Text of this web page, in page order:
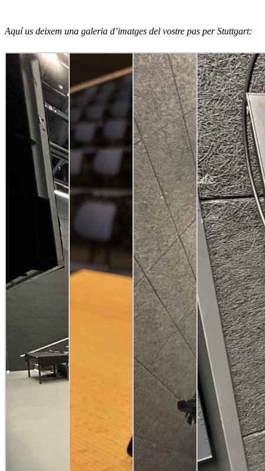
Aquí us deixem una galeria d’imatges del vostre pas per Stuttgart: